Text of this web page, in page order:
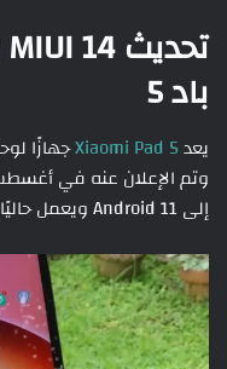
باد 5
يعدXiaomi Pad 5
إلى Android 11 ويعمل حاليًا بنظام Android 12 مع MIUI 13 .